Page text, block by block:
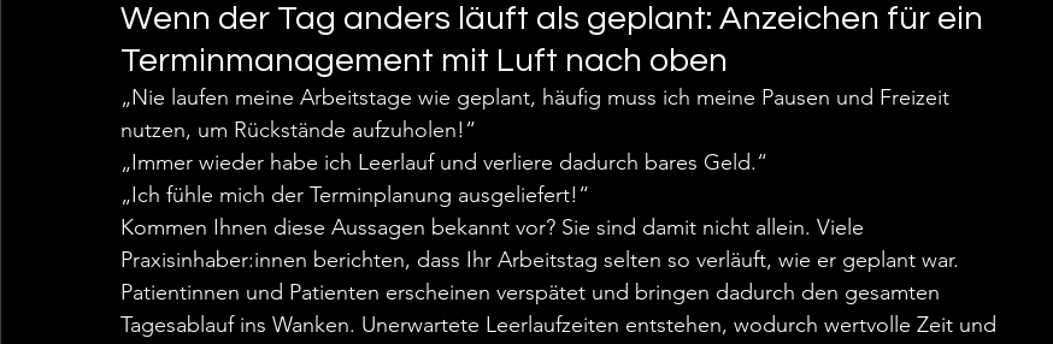
Wenn der Tag anders läuft als geplant: Anzeichen für ein
Terminmanagement mit Luft nach oben
„Nie laufen meine Arbeitstage wie geplant, häufig muss ich meine Pausen und Freizeit
nutzen, um Rückstände aufzuholen!“
„Immer wieder habe ich Leerlauf und verliere dadurch bares Geld.“
„Ich fühle mich der Terminplanung ausgeliefert!“
Kommen Ihnen diese Aussagen bekannt vor? Sie sind damit nicht allein. Viele
Praxisinhaber:innen berichten, dass Ihr Arbeitstag selten so verläuft, wie er geplant war.
Patientinnen und Patienten erscheinen verspätet und bringen dadurch den gesamten
Tagesablauf ins Wanken. Unerwartete Leerlaufzeiten entstehen, wodurch wertvolle Zeit und